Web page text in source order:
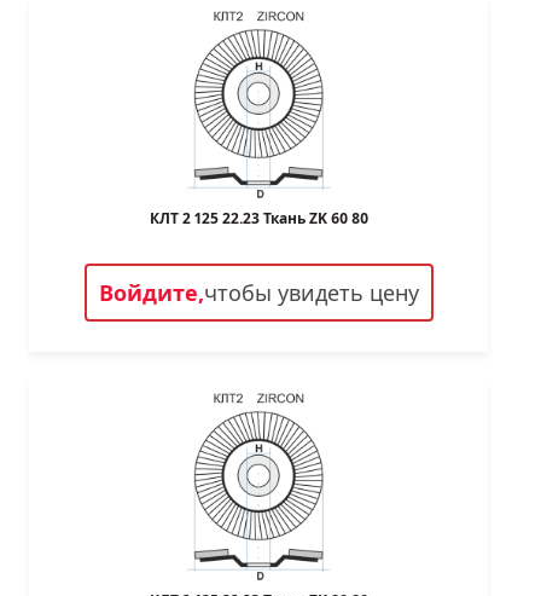
КЛТ 2 125 22.23 Ткань ZK 60 80
Войдите,чтобы увидеть цену